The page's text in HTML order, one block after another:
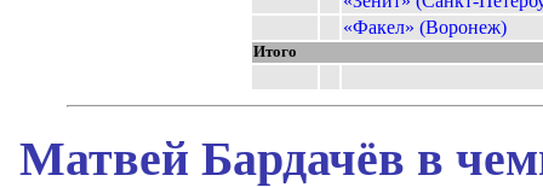
«Факел» (Воронеж)
Итого
Матвей Бардачёв в